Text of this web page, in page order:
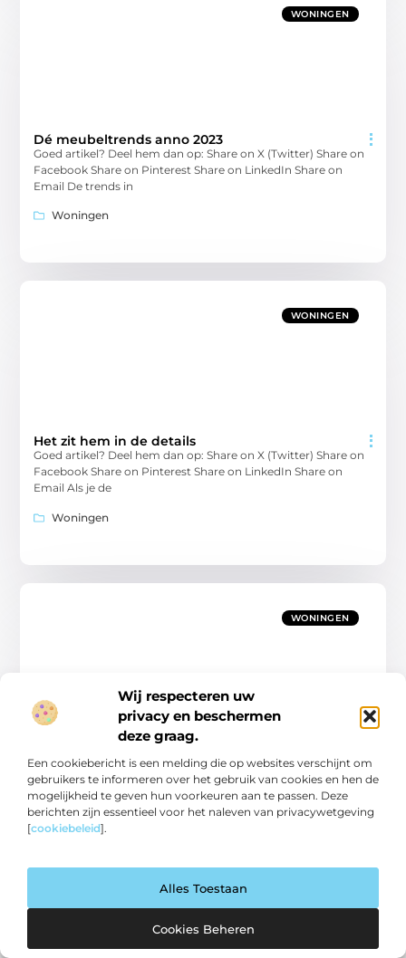
Wij respecteren uw
privacy en beschermen
deze graag.
Een cookiebericht is een melding die op websites verschijnt om
gebruikers te informeren over het gebruik van cookies en hen de
mogelijkheid te geven hun voorkeuren aan te passen. Deze
berichten zijn essentieel voor het naleven van privacywetgeving
[cookiebeleid].
Alles Toestaan
Cookies Beheren
WONINGEN
Dé meubeltrends anno 2023
Goed artikel? Deel hem dan op: Share on X (Twitter) Share on
Facebook Share on Pinterest Share on LinkedIn Share on
Email De trends in
Woningen
WONINGEN
Het zit hem in de details
Goed artikel? Deel hem dan op: Share on X (Twitter) Share on
Facebook Share on Pinterest Share on LinkedIn Share on
Email Als je de
Woningen
WONINGEN
De laatste lampentrends
Goed artikel? Deel hem dan op: Share on X (Twitter) Share on
Facebook Share on Pinterest Share on LinkedIn Share on
Email Lampen zijn een
Woningen